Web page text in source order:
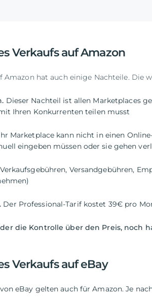
Verkaufs auf Amazon
Amazon hat auch einige Nachteile. Die
Dieser Nachteil ist allen Marketplaces
Marketplace kann nicht in einen
Versandgebühren,
die Kontrolle über den Preis, noch
Verkaufs auf eBay